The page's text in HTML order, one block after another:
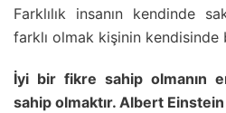
Farklılık insanın kendinde
farklı olmak kişinin kendisinde
İyi bir fikre sahip olmanın
sahip olmaktır. Albert Einstein